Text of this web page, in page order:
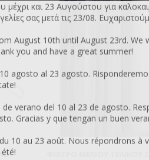
και 23 Αυγούστου για
σας μετά τις 23/08.
August 10th until August 23rd. We
you and have a great summer!
agosto al 23 agosto.
verano del 10 al 23 de agosto.
Gracias y que tengan un buen
10 au 23 août. Nous répondrons à